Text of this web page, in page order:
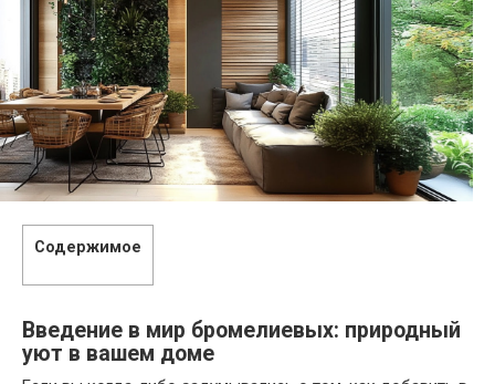
Содержимое
Введение в мир бромелиевых: природный
уют в вашем доме